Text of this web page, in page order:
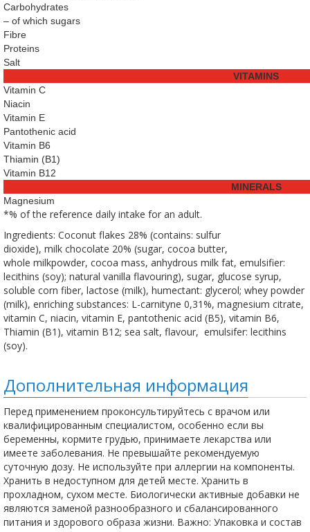
Carbohydrates
– of which sugars
Fibre
Proteins
Salt
VITAMINS
Vitamin C
Niacin
Vitamin E
Pantothenic acid
Vitamin B6
Thiamin (B1)
Vitamin B12
MINERALS
Magnesium
*% of the reference daily intake for an adult.
Ingredients: Coconut flakes 28% (contains: sulfur
dioxide), milk chocolate 20% (sugar, cocoa butter,
whole milkpowder, cocoa mass, anhydrous milk fat, emulsifier:
lecithins (soy); natural vanilla flavouring), sugar, glucose syrup,
soluble corn fiber, lactose (milk), humectant: glycerol; whey powder
(milk), enriching substances: L-carnityne 0,31%, magnesium citrate,
vitamin C, niacin, vitamin E, pantothenic acid (B5), vitamin B6,
Thiamin (B1), vitamin B12; sea salt, flavour, emulsifer: lecithins
(soy).
Дополнительная информация
Перед применением проконсультируйтесь с врачом или
квалифицированным специалистом, особенно если вы
беременны, кормите грудью, принимаете лекарства или
имеете заболевания. Не превышайте рекомендуемую
суточную дозу. Не используйте при аллергии на компоненты.
Хранить в недоступном для детей месте. Хранить в
прохладном, сухом месте. Биологически активные добавки не
являются заменой разнообразного и сбалансированного
питания и здорового образа жизни. Важно: Упаковка и состав